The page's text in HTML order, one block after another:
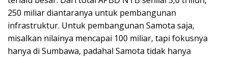
250 miliar diantaranya untuk pembangunan
infrastruktur. Untuk pembangunan Samota saja,
misalkan nilainya mencapai 100 miliar, tapi fokusnya
hanya di Sumbawa, padahal Samota tidak hanya